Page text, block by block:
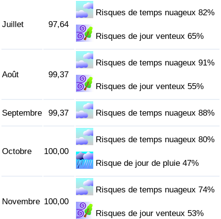
Juillet 97,64
Risques de temps nuageux 82%
Risques de jour venteux 65%
Août 99,37
Risques de temps nuageux 91%
Risques de jour venteux 55%
Septembre 99,37 Risques de temps nuageux 88%
Octobre 100,00
Risques de temps nuageux 80%
Risque de jour de pluie 47%
Novembre 100,00
Risques de temps nuageux 74%
Risques de jour venteux 53%